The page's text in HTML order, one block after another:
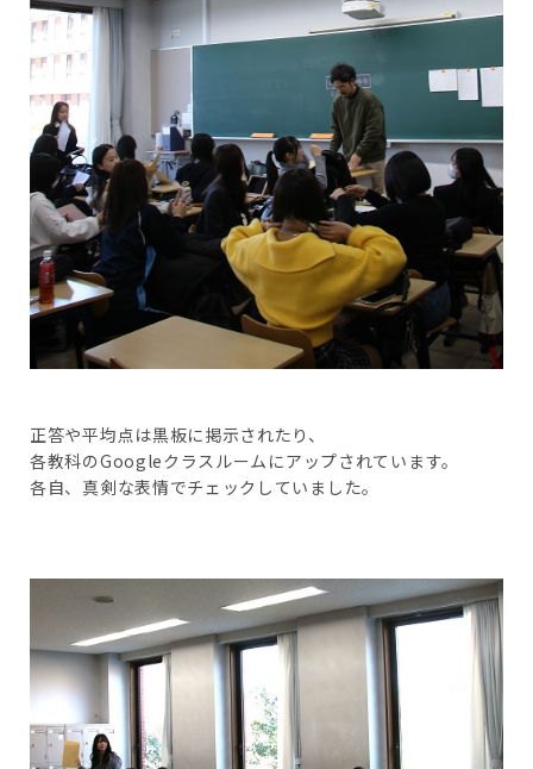
正答や平均点は黒板に掲示されたり、
各教科のGoogleクラスルームにアップされています。
各自、真剣な表情でチェックしていました。